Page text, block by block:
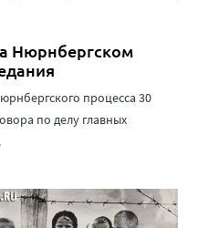
Нюрнбергском
процесса 30
по делу главных